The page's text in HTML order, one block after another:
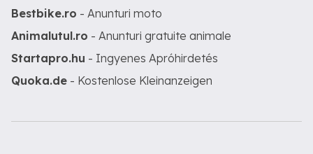
Bestbike.ro - Anunturi moto
Animalutul.ro - Anunturi gratuite animale
Startapro.hu - Ingyenes Apróhirdetés
Quoka.de - Kostenlose Kleinanzeigen